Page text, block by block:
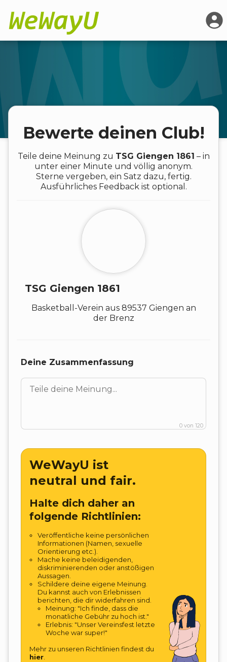
Bewerte deinen Club!
Teile deine Meinung zu TSG Giengen 1861 – in
unter einer Minute und völlig anonym.
Sterne vergeben, ein Satz dazu, fertig.
Ausführliches Feedback ist optional.
TSG Giengen 1861
Basketball -Verein aus 89537 Giengen an
der Brenz
Deine Zusammenfassung
WeWayU ist
neutral und fair.
Halte dich daher an
folgende Richtlinien:
Veröffentliche keine persönlichen
Informationen (Namen, sexuelle
Orientierung etc.).
Mache keine beleidigenden,
diskriminierenden oder anstößigen
Aussagen.
Schildere deine eigene Meinung.
Du kannst auch von Erlebnissen
berichten, die dir widerfahren sind.
Meinung: "Ich finde, dass die
monatliche Gebühr zu hoch ist."
Erlebnis: "Unser Vereinsfest letzte
Woche war super!"
Mehr zu unseren Richtlinien findest du
hier.